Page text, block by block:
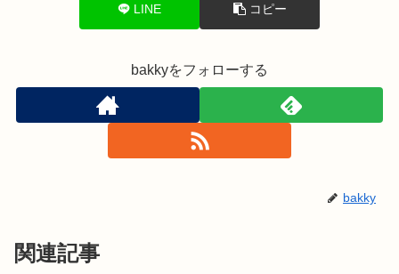
LINE コピー
bakkyをフォローする
bakky
関連記事